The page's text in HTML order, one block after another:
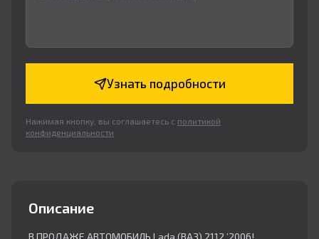
Узнать подробности
Нажимая кнопку, вы соглашаетесь с политикой
конфиденциальности
Описание
В ПРОДАЖЕ АВТОМОБИЛЬ Lada (ВАЗ) 2112 ’2006!